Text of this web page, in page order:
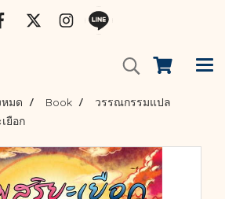
มด Book
วรรณกรรมแปล
ยือก